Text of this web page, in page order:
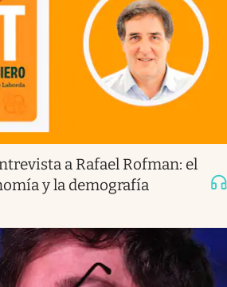
a Rafael Rofman: el
y la demografía